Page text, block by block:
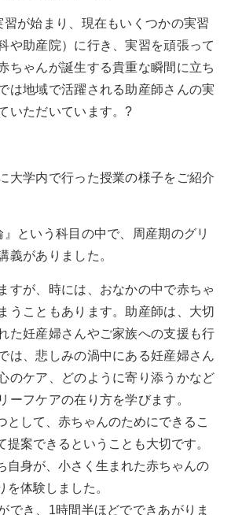
が始まり、現在もいくつかの実習
や助産院）に行き、実習を頑張って
ちゃんが誕生する貴重な瞬間に立ち
は地域で活躍される助産師さんの実
いただいています。?
大学内で行った授業の様子をご紹介
という科目の中で、周産期のグリ
義がありました。
すが、時には、おなかの中で赤ちゃ
うこともあります。助産師は、大切
た妊産婦さんやご家族への支援も行
は、悲しみの渦中にある妊産婦さん
のケア、どのように寄り添うかなど
ーフケアの在り方を学びます。
として、赤ちゃんのためにできるこ
提案できるということも大切です。
自身が、小さく生まれた赤ちゃんの
を体験しました。
でき、1時間半ほどでできあがりま